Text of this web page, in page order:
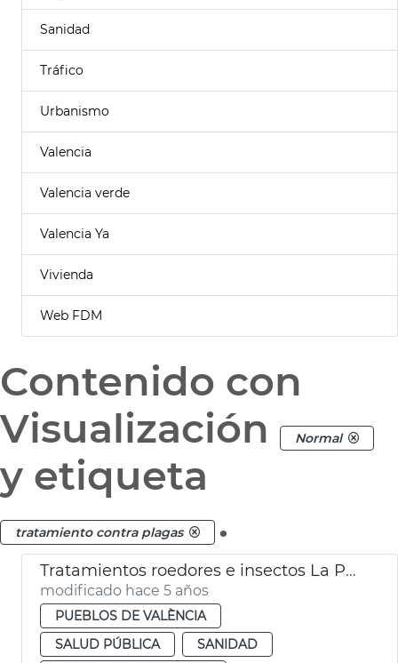
Sanidad
Tráfico
Urbanismo
Valencia
Valencia verde
Valencia Ya
Vivienda
Web FDM
Contenido con
Visualización
Normal
y etiqueta
tratamiento contra plagas .
Tratamientos roedores e insectos La Punta
modificado hace 5 años
PUEBLOS DE VALÈNCIA
SALUD PÚBLICA
SANIDAD